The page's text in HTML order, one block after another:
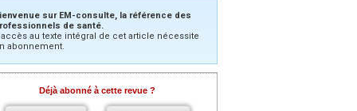
sur EM-consulte, la référence des
de santé.
au texte intégral de cet article nécessite
abonnement.
Déjà abonné à cette revue ?